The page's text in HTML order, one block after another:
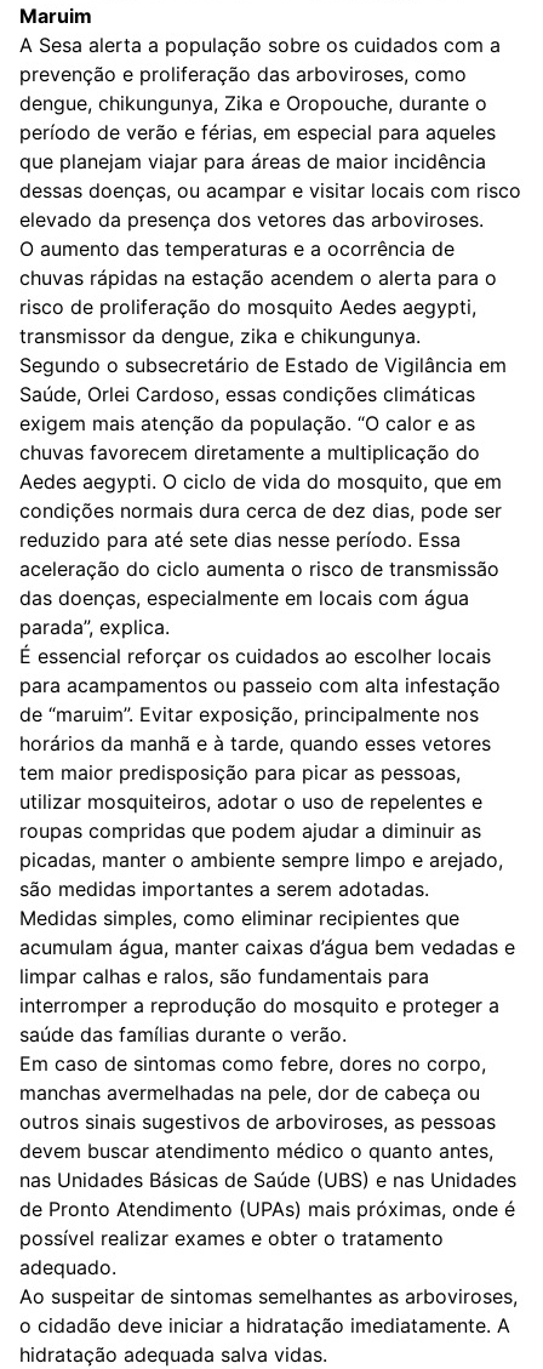
Maruim
A Sesa alerta a população sobre os cuidados com a
prevenção e proliferação das arboviroses, como
dengue, chikungunya, Zika e Oropouche, durante o
período de verão e férias, em especial para aqueles
que planejam viajar para áreas de maior incidência
dessas doenças, ou acampar e visitar locais com risco
elevado da presença dos vetores das arboviroses.
O aumento das temperaturas e a ocorrência de
chuvas rápidas na estação acendem o alerta para o
risco de proliferação do mosquito Aedes aegypti,
transmissor da dengue, zika e chikungunya.
Segundo o subsecretário de Estado de Vigilância em
Saúde, Orlei Cardoso, essas condições climáticas
exigem mais atenção da população. “O calor e as
chuvas favorecem diretamente a multiplicação do
Aedes aegypti. O ciclo de vida do mosquito, que em
condições normais dura cerca de dez dias, pode ser
reduzido para até sete dias nesse período. Essa
aceleração do ciclo aumenta o risco de transmissão
das doenças, especialmente em locais com água
parada”, explica.
É essencial reforçar os cuidados ao escolher locais
para acampamentos ou passeio com alta infestação
de “maruim”. Evitar exposição, principalmente nos
horários da manhã e à tarde, quando esses vetores
tem maior predisposição para picar as pessoas,
utilizar mosquiteiros, adotar o uso de repelentes e
roupas compridas que podem ajudar a diminuir as
picadas, manter o ambiente sempre limpo e arejado,
são medidas importantes a serem adotadas.
Medidas simples, como eliminar recipientes que
acumulam água, manter caixas d’água bem vedadas e
limpar calhas e ralos, são fundamentais para
interromper a reprodução do mosquito e proteger a
saúde das famílias durante o verão.
Em caso de sintomas como febre, dores no corpo,
manchas avermelhadas na pele, dor de cabeça ou
outros sinais sugestivos de arboviroses, as pessoas
devem buscar atendimento médico o quanto antes,
nas Unidades Básicas de Saúde (UBS) e nas Unidades
de Pronto Atendimento (UPAs) mais próximas, onde é
possível realizar exames e obter o tratamento
adequado.
Ao suspeitar de sintomas semelhantes as arboviroses,
o cidadão deve iniciar a hidratação imediatamente. A
hidratação adequada salva vidas.